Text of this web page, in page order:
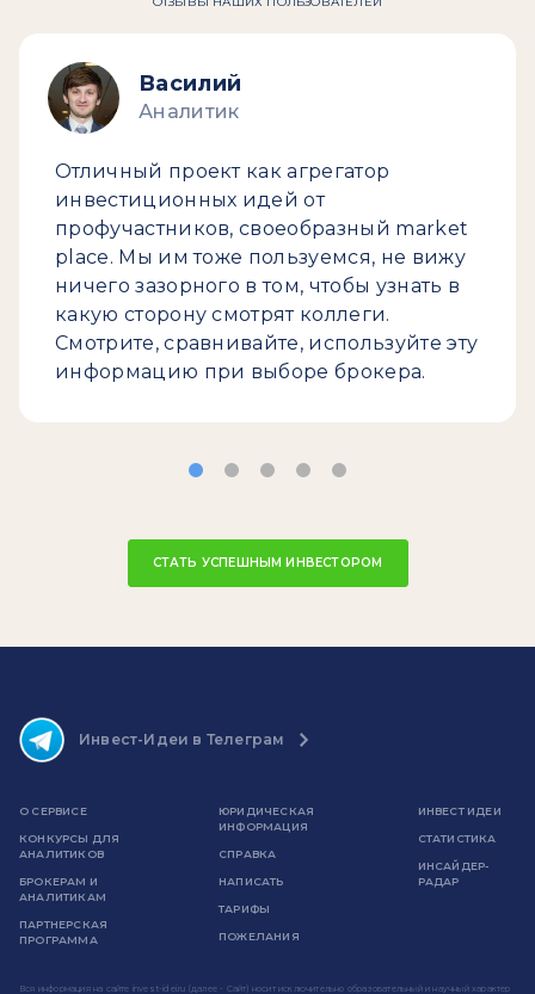
Василий
Аналитик
Отличный проект как агрегатор
инвестиционных идей от
профучастников, своеобразный market
place. Мы им тоже пользуемся, не вижу
ничего зазорного в том, чтобы узнать в
какую сторону смотрят коллеги.
Смотрите, сравнивайте, используйте эту
информацию при выборе брокера.
СТАТЬ УСПЕШНЫМ ИНВЕСТОРОМ
Инвест-Идеи в Телеграм
О СЕРВИСЕ
КОНКУРСЫ ДЛЯ
АНАЛИТИКОВ
БРОКЕРАМ И
АНАЛИТИКАМ
ПАРТНЕРСКАЯ
ПРОГРАММА
ЮРИДИЧЕСКАЯ
ИНФОРМАЦИЯ
СПРАВКА
НАПИСАТЬ
ТАРИФЫ
ПОЖЕЛАНИЯ
ИНВЕСТ ИДЕИ
СТАТИСТИКА
ИНСАЙДЕР-
РАДАР
Вся информация на сайте invest-idei.ru (далее - Сайт) носит исключительно образовательный и научный характер